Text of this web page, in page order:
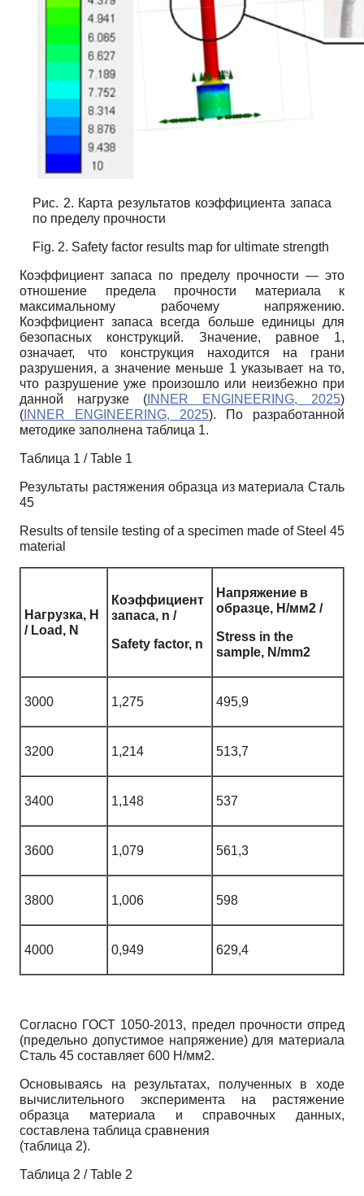
Рис. 2. Карта результатов коэффициента запаса
по пределу прочности
Fig. 2. Safety factor results map for ultimate strength
Коэффициент запаса по пределу прочности — это
отношение предела прочности материала к
максимальному рабочему напряжению.
Коэффициент запаса всегда больше единицы для
безопасных конструкций. Значение, равное 1,
означает, что конструкция находится на грани
разрушения, а значение меньше 1 указывает на то,
что разрушение уже произошло или неизбежно при
данной нагрузке ( INNER ENGINEERING, 2025)
( INNER ENGINEERING, 2025). По разработанной
методике заполнена таблица 1.
Таблица 1 / Table 1
Результаты растяжения образца из материала Сталь
45
Results of tensile testing of a specimen made of Steel 45
material
Нагрузка, Н
/ Load, N
Коэффициент
запаса, n /
Safety factor, n
Напряжение в
образце, Н/мм2 /
Stress in the
sample, N/mm2
3000 1,275 495,9
3200 1,214 513,7
3400 1,148 537
3600 1,079 561,3
3800 1,006 598
4000 0,949 629,4
Согласно ГОСТ 1050-2013, предел прочности σпред
(предельно допустимое напряжение) для материала
Сталь 45 составляет 600 Н/мм2.
Основываясь на результатах, полученных в ходе
вычислительного эксперимента на растяжение
образца материала и справочных данных,
составлена таблица сравнения
(таблица 2).
Таблица 2 / Table 2